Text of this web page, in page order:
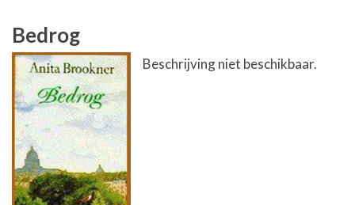
Bedrog
Beschrijving niet beschikbaar.